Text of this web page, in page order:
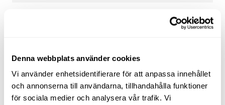
Denna webbplats använder cookies
Vi använder enhetsidentifierare för att anpassa innehållet
och annonserna till användarna, tillhandahålla funktioner
för sociala medier och analysera vår trafik. Vi
Ett brett utbud av tunga fordon
Välj kategorientreprenad,transportfordon,lantbruk,
skogsmaskiner,materialhanteringellergrönytemaskiner